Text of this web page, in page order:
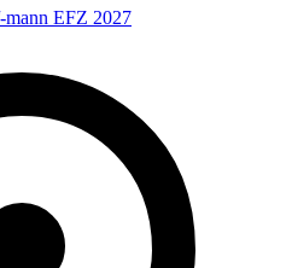
EFZ 2027